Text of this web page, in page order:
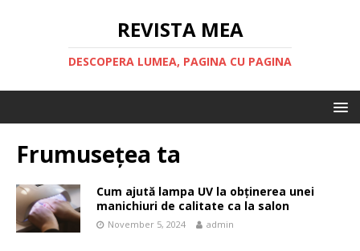
REVISTA MEA
DESCOPERA LUMEA, PAGINA CU PAGINA
Frumusețea ta
Cum ajută lampa UV la obținerea unei
manichiuri de calitate ca la salon
November 5, 2024 admin